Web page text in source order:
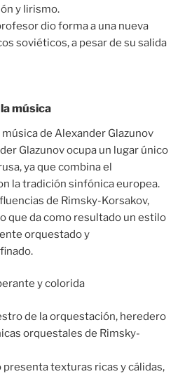
y lirismo.
dio forma a una nueva
soviéticos, a pesar de su salida
música
de Alexander Glazunov
Glazunov ocupa un lugar único
ya que combina el
la tradición sinfónica europea.
de Rimsky-Korsakov,
que da como resultado un estilo
orquestado y
y colorida
de la orquestación, heredero
orquestales de Rimsky-
presenta texturas ricas y cálidas,